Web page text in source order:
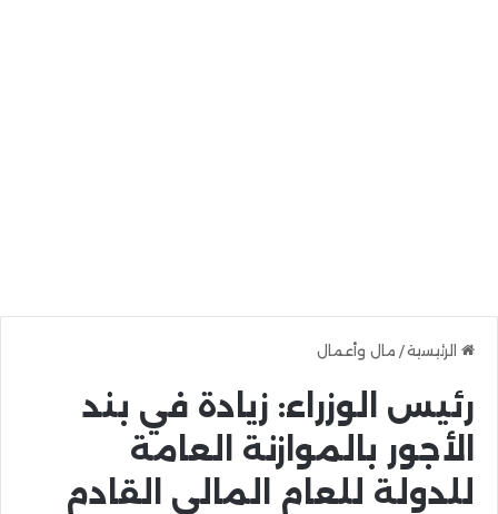
الرئيسية/ مال وأعمال
رئيس الوزراء: زيادة في بند
الأجور بالموازنة العامة
للدولة للعام المالي القادم